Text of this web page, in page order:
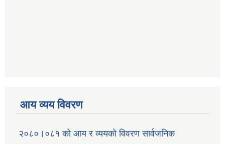
आय व्यय विवरण
२०८०।०८१ को आय र व्ययको विवरण सार्वजनिक